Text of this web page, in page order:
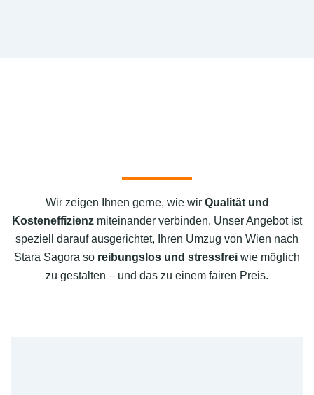
Wir zeigen Ihnen gerne, wie wir Qualität und
Kosteneffizienz miteinander verbinden. Unser Angebot ist
speziell darauf ausgerichtet, Ihren Umzug von Wien nach
Stara Sagora so reibungslos und stressfrei wie möglich
zu gestalten – und das zu einem fairen Preis.